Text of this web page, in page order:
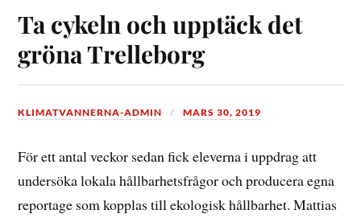
Ta cykeln och upptäck det
gröna Trelleborg
KLIMATVANNERNA-ADMIN MARS 30, 2019
För ett antal veckor sedan fick eleverna i uppdrag att
undersöka lokala hållbarhetsfrågor och producera egna
reportage som kopplas till ekologisk hållbarhet. Mattias